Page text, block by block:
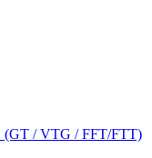
(GT / VTG / FFT/FTT)